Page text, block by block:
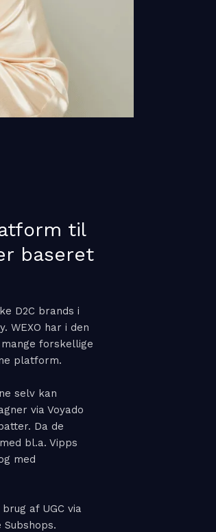
til
baseret
D2C brands i
WEXO har i den
forskellige
platform.
selv kan
via Voyado
Da de
bl.a. Vipps
med
af UGC via